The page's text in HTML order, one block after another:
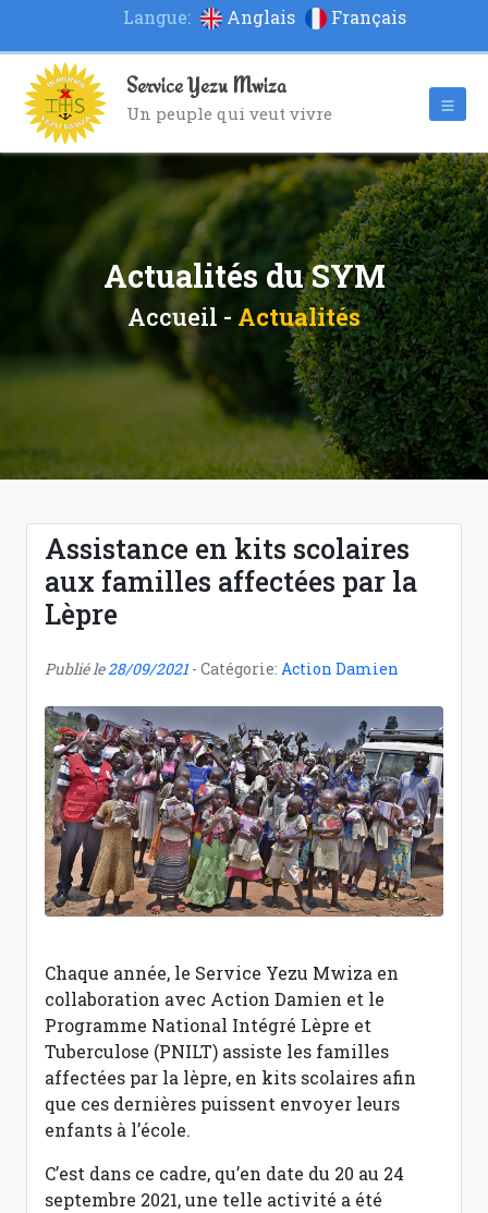
Langue: Anglais Français
Service Yezu Mwiza
Un peuple qui veut vivre
Actualités du SYM
Accueil - Actualités
Assistance en kits scolaires
aux familles affectées par la
Lèpre
Publié le28/09/2021 - Catégorie: Action Damien
Chaque année, le Service Yezu Mwiza en
collaboration avec Action Damien et le
Programme National Intégré Lèpre et
Tuberculose (PNILT) assiste les familles
affectées par la lèpre, en kits scolaires afin
que ces dernières puissent envoyer leurs
enfants à l’école.
C’est dans ce cadre, qu’en date du 20 au 24
septembre 2021, une telle activité a été